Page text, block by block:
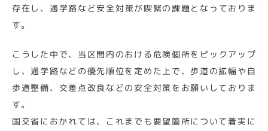
存在し、通学路など安全対策が喫緊の課題となっておりま
す。
こうした中で、当区間内のおける危険個所をピックアップ
し、通学路などの優先順位を定めた上で、歩道の拡幅や自
歩道整備、交差点改良などの安全対策をお願いしておりま
す。
国交省におかれては、これまでも要望箇所について着実に